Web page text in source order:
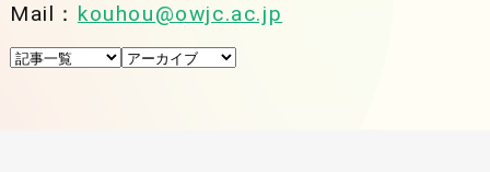
Mail： kouhou@owjc.ac.jp